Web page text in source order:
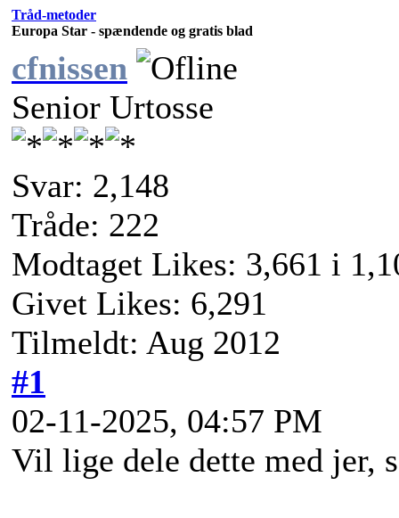
Tråd-metoder
Europa Star - spændende og gratis blad
cfnissen
Senior Urtosse
Svar: 2,148
Tråde: 222
Modtaget Likes: 3,661 i
Givet Likes: 6,291
Tilmeldt: Aug 2012
#1
02-11-2025, 04:57 PM
Vil lige dele dette med jer,